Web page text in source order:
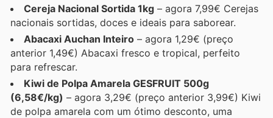
Cereja Nacional Sortida 1kg – agora 7,99€ Cerejas
nacionais sortidas, doces e ideais para saborear.
Abacaxi Auchan Inteiro – agora 1,29€ (preço
anterior 1,49€) Abacaxi fresco e tropical, perfeito
para refrescar.
Kiwi de Polpa Amarela GESFRUIT 500g
(6,58€/kg) – agora 3,29€ (preço anterior 3,99€) Kiwi
de polpa amarela com um ótimo desconto, uma